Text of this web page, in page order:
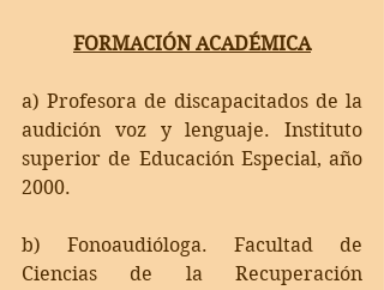
FORMACIÓN ACADÉMICA
a) Profesora de discapacitados de la
audición voz y lenguaje. Instituto
superior de Educación Especial, año
2000.
b) Fonoaudióloga. Facultad de
Ciencias de la Recuperación